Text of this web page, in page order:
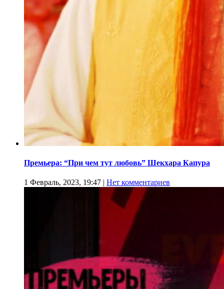
Премьера: “При чем тут любовь” Шекхара Капура
1 Февраль, 2023, 19:47 | Нет комментариев